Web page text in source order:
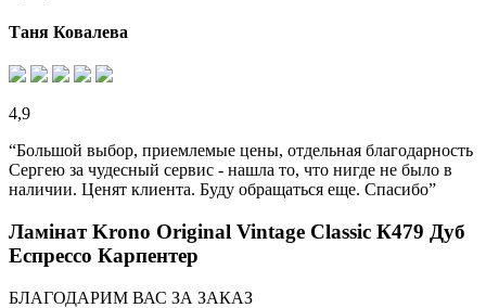
Таня Ковалева
4,9
“Большой выбор, приемлемые цены, отдельная благодарность
Сергею за чудесный сервис - нашла то, что нигде не было в
наличии. Ценят клиента. Буду обращаться еще. Спасибо”
Ламінат Krono Original Vintage Classic К479 Дуб
Еспрессо Карпентер
БЛАГОДАРИМ ВАС ЗА ЗАКАЗ